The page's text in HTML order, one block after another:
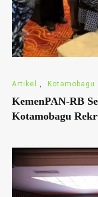
Artikel , Kotamobagu
KemenPAN-RB
Kotamobagu